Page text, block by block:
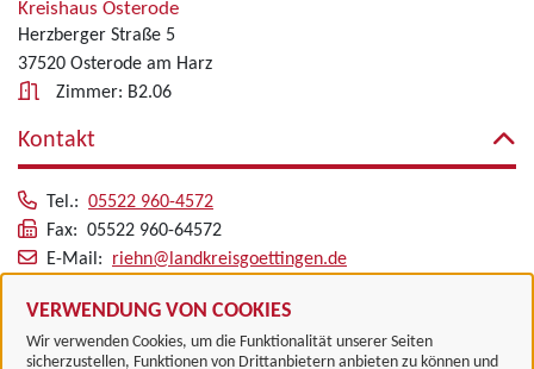
VERWENDUNG VON COOKIES
Wir verwenden Cookies, um die Funktionalität unserer Seiten
sicherzustellen, Funktionen von Drittanbietern anbieten zu können und
Kreishaus Osterode
Herzberger Straße 5
37520 Osterode am Harz
Zimmer: B2.06
Kontakt
Tel.: 05522 960-4572
Fax: 05522 960-64572
E-Mail: riehn@landkreisgoettingen.de
Alle zugeordneten Einrichtungen